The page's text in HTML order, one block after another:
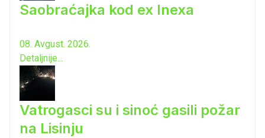
Saobraćajka kod ex Inexa
08. Avgust. 2026.
Detaljnije...
Vatrogasci su i sinoć gasili požar
na Lisinju